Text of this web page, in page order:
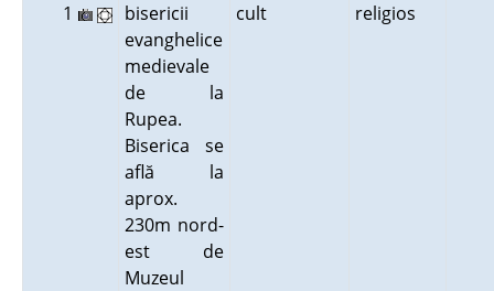
1
bisericii
evanghelice
medievale
de la
Rupea.
Biserica se
află la
aprox.
230m nord-
est de
Muzeul
cult
religios